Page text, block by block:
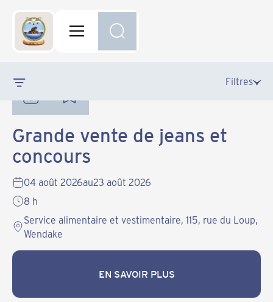
Filtres
Grande vente de jeans et
concours
04 août 2026au23 août 2026
8 h
Service alimentaire et vestimentaire, 115, rue du Loup,
Wendake
EN SAVOIR PLUS
EN SAVOIR PLUS